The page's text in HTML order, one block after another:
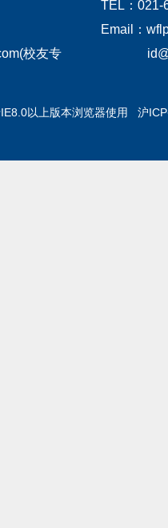
校友专
TEL：021-
Email：
以上版本浏览器使用 沪